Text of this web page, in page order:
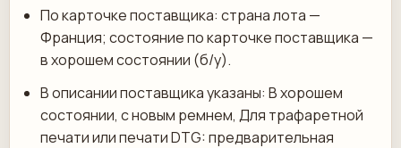
По карточке поставщика: страна лота —
Франция; состояние по карточке поставщика —
в хорошем состоянии (б/у).
В описании поставщика указаны: В хорошем
состоянии, с новым ремнем, Для трафаретной
печати или печати DTG: предварительная